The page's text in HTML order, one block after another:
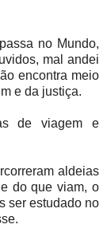
no Mundo,
mal andei
encontra meio
e da justiça.
de viagem e
aldeias
do que viam, o
ser estudado no